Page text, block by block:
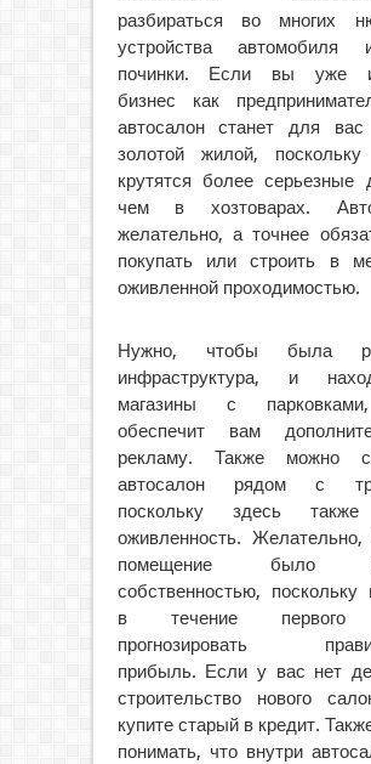
разбираться во многих
устройства автомобиля
починки. Если вы уже
бизнес как
автосалон станет для вас
золотой жилой, поскольку
крутятся более серьезные
чем в хозтоварах.
желательно, а точнее
покупать или строить в
оживленной проходимостью.
Нужно, чтобы была
инфраструктура, и
магазины с
обеспечит вам
рекламу. Также можно
автосалон рядом с
поскольку здесь
оживленность.
помещение было
собственностью, поскольку
в течение первого
прогнозировать
прибыль. Если у вас нет
строительство нового
купите старый в кредит.
понимать, что внутри